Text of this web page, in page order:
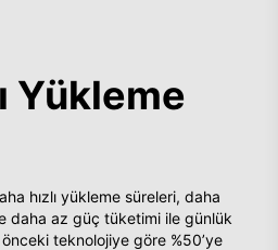
Yükleme
hızlı yükleme süreleri, daha
daha az güç tüketimi ile günlük
önceki teknolojiye göre %50’ye